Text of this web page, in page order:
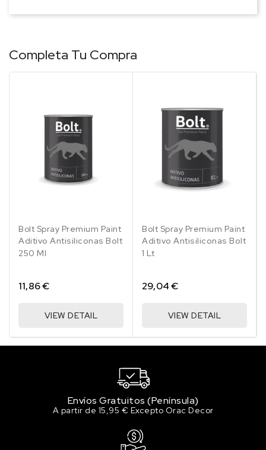
Completa Tu Compra
Bolt Spray Premium Paint
Aditivo Antisiliconas Bolt
250 Ml
11,86 €
VIEW DETAIL
Bolt Spray Premium Paint
Aditivo Antisiliconas Bolt
1 Lt
29,04 €
VIEW DETAIL
Envíos Gratuitos (Península)
A partir de 15,95 € Excepto Orac Decor